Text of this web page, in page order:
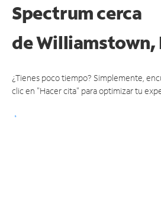
Spectrum cerca
deWilliamstown,
¿Tienes poco tiempo? Simplemente,
clic en "Hacer cita" para optimizar tu